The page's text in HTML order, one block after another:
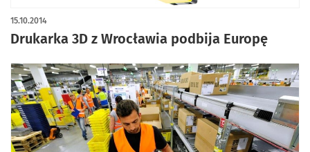
Drukarka 3D z Wrocławia podbija Europę
15.10.2014